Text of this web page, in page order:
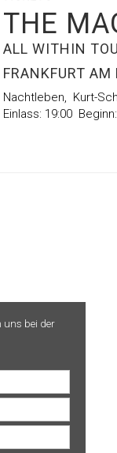
THE
ALL WITHIN
FRANKFURT AM
Nachtleben, Kurt-
Einlass: 19:00
uns bei der